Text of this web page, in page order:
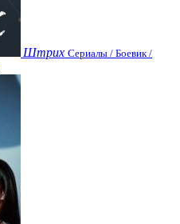
Штрих Сериалы / Боевик /